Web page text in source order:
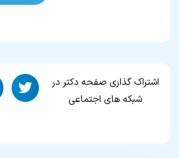
اشتراک گذاری صفحه دکتر در
شبکه های اجتماعی